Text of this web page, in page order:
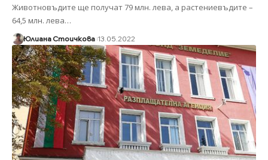
Животновъдите ще получат 79 млн. лева, а растениевъдите –
64,5 млн. лева…
Юлиана Стоичкова 13.05.2022